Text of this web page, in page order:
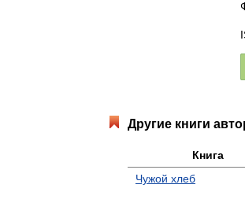
Другие книги
Книга
Чужой хлеб